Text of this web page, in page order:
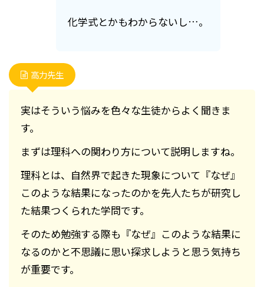
化学式とかもわからないし…。
高力先生
実はそういう悩みを色々な生徒からよく聞きま
す。
まずは理科への関わり方について説明しますね。
理科とは、自然界で起きた現象について『なぜ』
このような結果になったのかを先人たちが研究し
た結果つくられた学問です。
そのため勉強する際も『なぜ』このような結果に
なるのかと不思議に思い探求しようと思う気持ち
が重要です。